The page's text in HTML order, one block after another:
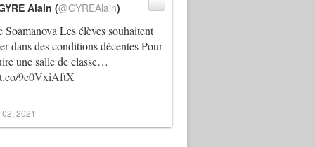
Soamanova Les élèves souhaitent
dans des conditions décentes Pour
une salle de classe…
9c0VxiAftX
Alain (@GYREAlain)
2021